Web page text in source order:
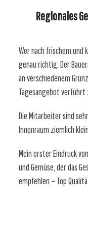
Regionales
Wer nach frischem und
genau richtig. Der
an verschiedenem
Tagesangebot verführt
Die Mitarbeiter sind
Innenraum ziemlich
Mein erster Eindruck
und Gemüse, der das
empfehlen – Top